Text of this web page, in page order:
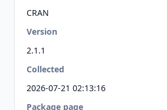
CRAN
Version
2.1.1
Collected
2026-07-21 02:13:16
Package page